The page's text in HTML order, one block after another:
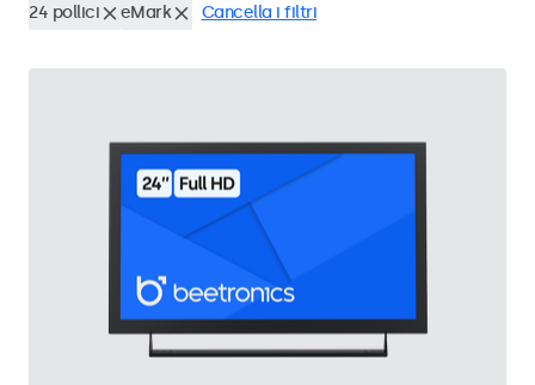
24 pollici eMark Cancella i filtri